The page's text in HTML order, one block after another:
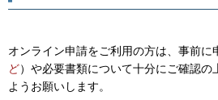
オンライン申請をご利用の方は、事前に
ど）や必要書類について十分にご確認の
ようお願いします。